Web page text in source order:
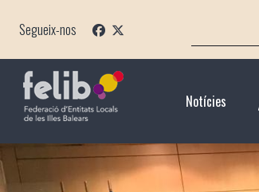
Segueix-nos
Notícies